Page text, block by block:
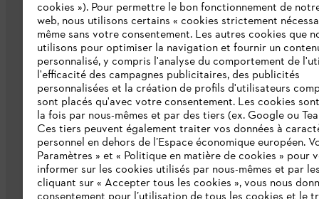
L'Entreprise
Qui sommes-nous ?
Presse
Emploi
Développement durable
Ligne Intégrité STIHL
cookies »). Pour permettre le bon fonctionnement de
web, nous utilisons certains « cookies strictement
même sans votre consentement. Les autres cookies que
utilisons pour optimiser la navigation et fournir un
personnalisé, y compris l'analyse du comportement de
l'efficacité des campagnes publicitaires, des publicités
personnalisées et la création de profils d'utilisateurs
sont placés qu'avec votre consentement. Les cookies
la fois par nous-mêmes et par des tiers (ex. Google ou
Ces tiers peuvent également traiter vos données à
personnel en dehors de l’Espace économique européen.
Paramètres » et « Politique en matière de cookies » pour
informer sur les cookies utilisés par nous-mêmes et par
cliquant sur « Accepter tous les cookies », vous nous